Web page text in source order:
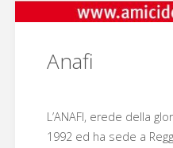
Anafi
L’ANAFI, erede della
1992 ed ha sede a